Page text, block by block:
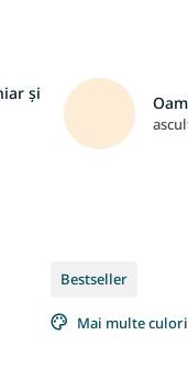
și
Bestseller
Mai multe culori